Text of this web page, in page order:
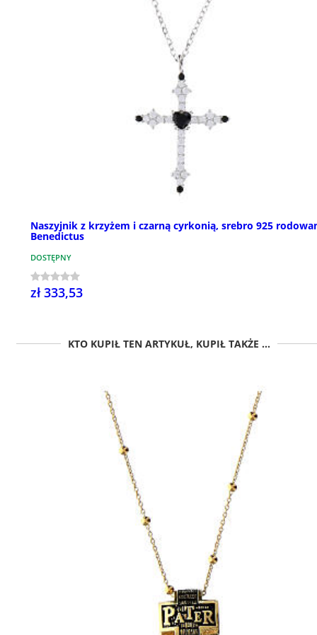
Naszyjnik z krzyżem i czarną cyrkonią, srebro 925
Benedictus
DOSTĘPNY
zł 333,53
KTO KUPIŁ TEN ARTYKUŁ, KUPIŁ TAKŻE ...